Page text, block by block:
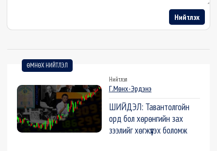
Нийтлэх
ӨМНӨХ НИЙТЛЭЛ
Нийтлэл
Г.Мөнх-Эрдэнэ
ШИЙДЭЛ: Тавантолгойн
орд бол хөрөнгийн зах
зээлийг хөгжүүлэх боломж